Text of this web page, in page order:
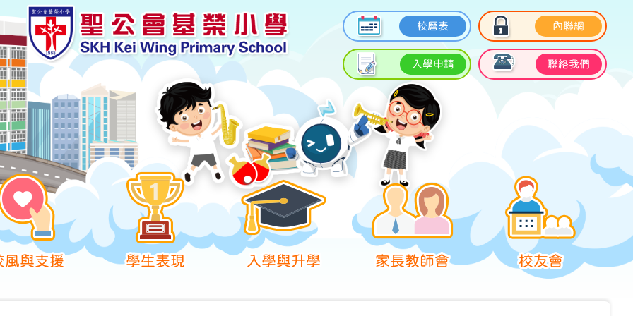
校曆表 內聯網
入學申請 聯絡我們
風與支援 學生表現 入學與升學 家長教師會 校友會